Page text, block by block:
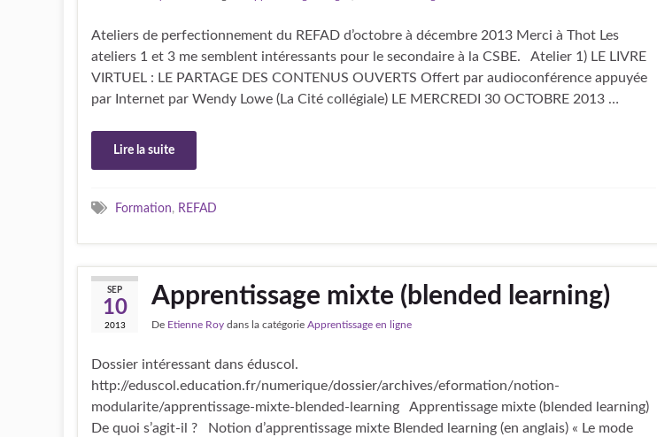
Ateliers de perfectionnement du REFAD d’octobre à décembre 2013 Merci à Thot Les
ateliers 1 et 3 me semblent intéressants pour le secondaire à la CSBE. Atelier 1) LE LIVRE
VIRTUEL : LE PARTAGE DES CONTENUS OUVERTS Offert par audioconférence appuyée
par Internet par Wendy Lowe (La Cité collégiale) LE MERCREDI 30 OCTOBRE 2013 …
Lire la suite
Formation, REFAD
SEP
10
2013
Apprentissage mixte (blended learning)
De Etienne Roy dans la catégorie Apprentissage en ligne
Dossier intéressant dans éduscol.
http://eduscol.education.fr/numerique/dossier/archives/eformation/notion-
modularite/apprentissage-mixte-blended-learning Apprentissage mixte (blended learning)
De quoi s’agit-il ? Notion d’apprentissage mixte Blended learning (en anglais) « Le mode